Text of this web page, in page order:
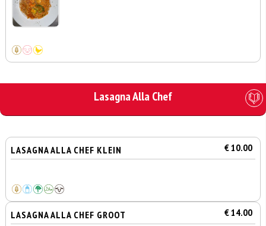
Lasagna Alla Chef
LASAGNA ALLA CHEF KLEIN € 10.00
LASAGNA ALLA CHEF GROOT € 14.00